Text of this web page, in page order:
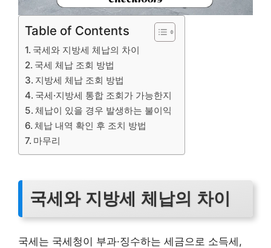
Table of Contents
국세와 지방세 체납의 차이
국세 체납 조회 방법
지방세 체납 조회 방법
국세·지방세 통합 조회가 가능한지
체납이 있을 경우 발생하는 불이익
체납 내역 확인 후 조치 방법
마무리
국세와 지방세 체납의 차이
국세는 국세청이 부과·징수하는 세금으로 소득세,